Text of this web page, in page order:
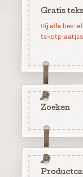
Gratis
Bij alle
Zoeken